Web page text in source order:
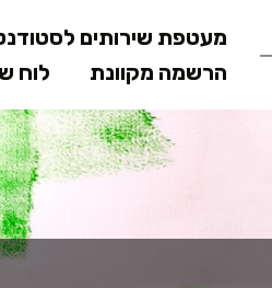
מעטפת שירותים
הרשמה מקוונת
לוח